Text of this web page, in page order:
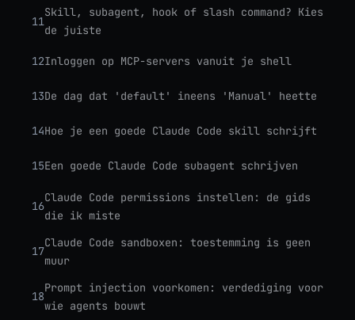
11
Skill, subagent, hook of slash command? Kies
de juiste
12Inloggen op MCP-servers vanuit je shell
13De dag dat 'default' ineens 'Manual' heette
14Hoe je een goede Claude Code skill schrijft
15Een goede Claude Code subagent schrijven
16
Claude Code permissions instellen: de gids
die ik miste
17
Claude Code sandboxen: toestemming is geen
muur
18
Prompt injection voorkomen: verdediging voor
wie agents bouwt